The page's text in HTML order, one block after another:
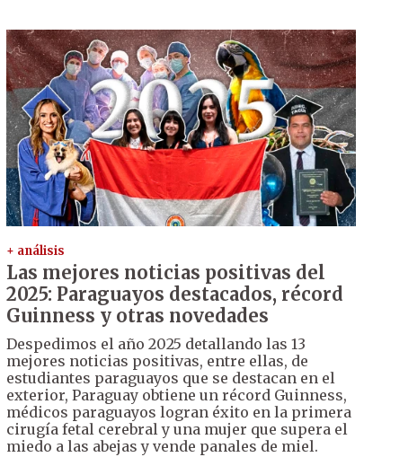
+ análisis
Las mejores noticias positivas del
2025: Paraguayos destacados, récord
Guinness y otras novedades
Despedimos el año 2025 detallando las 13
mejores noticias positivas, entre ellas, de
estudiantes paraguayos que se destacan en el
exterior, Paraguay obtiene un récord Guinness,
médicos paraguayos logran éxito en la primera
cirugía fetal cerebral y una mujer que supera el
miedo a las abejas y vende panales de miel.